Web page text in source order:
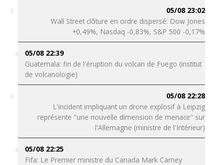
05/08 23:02
Wall Street clôture en ordre dispersé: Dow Jones
+0,49%, Nasdaq -0,83%, S&P 500 -0,17%
05/08 22:39
Guatemala: fin de l'éruption du volcan de Fuego (institut
de volcanologie)
05/08 22:28
L'incident impliquant un drone explosif à Leipzig
représente "une nouvelle dimension de menace" sur
l'Allemagne (ministre de l'Intérieur)
05/08 22:25
Fifa: Le Premier ministre du Canada Mark Carney